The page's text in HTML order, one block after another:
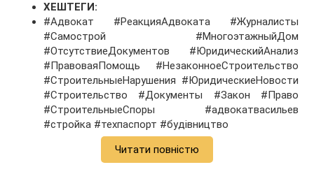
ХЕШТЕГИ:
#Адвокат #РеакцияАдвоката #Журналисты
#Самострой #МногоэтажныйДом
#ОтсутствиеДокументов #ЮридическийАнализ
#ПравоваяПомощь #НезаконноеСтроительство
#СтроительныеНарушения #ЮридическиеНовости
#Строительство #Документы #Закон #Право
#СтроительныеСпоры #адвокатвасильев
#стройка #техпаспорт #будівництво
Читати повністю